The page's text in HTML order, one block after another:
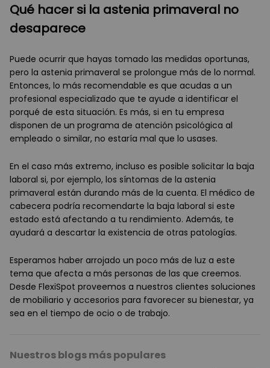
Qué hacer si la astenia primaveral no
desaparece
Puede ocurrir que hayas tomado las medidas oportunas,
pero la astenia primaveral se prolongue más de lo normal.
Entonces, lo más recomendable es que acudas a un
profesional especializado que te ayude a identificar el
porqué de esta situación. Es más, si en tu empresa
disponen de un programa de atención psicológica al
empleado o similar, no estaría mal que lo usases.
En el caso más extremo, incluso es posible solicitar la baja
laboral si, por ejemplo, los síntomas de la astenia
primaveral están durando más de la cuenta. El médico de
cabecera podría recomendarte la baja laboral si este
estado está afectando a tu rendimiento. Además, te
ayudará a descartar la existencia de otras patologías.
Esperamos haber arrojado un poco más de luz a este
tema que afecta a más personas de las que creemos.
Desde FlexiSpot proveemos a nuestros clientes soluciones
de mobiliario y accesorios para favorecer su bienestar, ya
sea en el tiempo de ocio o de trabajo.
Nuestros blogs más populares